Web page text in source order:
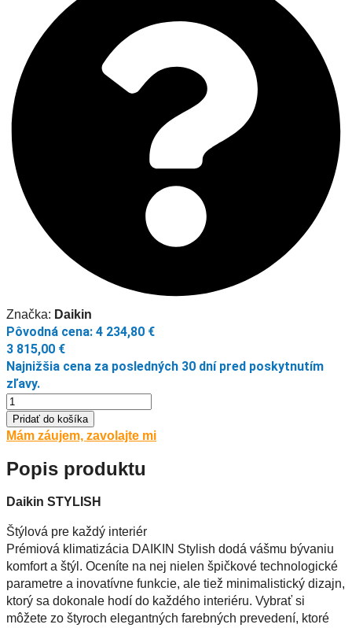
Značka: Daikin
Pôvodná cena: 4 234,80 €
3 815,00 €
Najnižšia cena za posledných 30 dní pred poskytnutím
zľavy.
množstvo
Daikin
Stylish
5
FTXA50AW+RXA50A
Pridať do košíka
Mám záujem, zavolajte mi
Popis produktu
Daikin STYLISH
Štýlová pre každý interiér
Prémiová klimatizácia DAIKIN Stylish dodá vášmu bývaniu
komfort a štýl. Oceníte na nej nielen špičkové technologické
parametre a inovatívne funkcie, ale tiež minimalistický dizajn,
ktorý sa dokonale hodí do každého interiéru. Vybrať si
môžete zo štyroch elegantných farebných prevedení, ktoré